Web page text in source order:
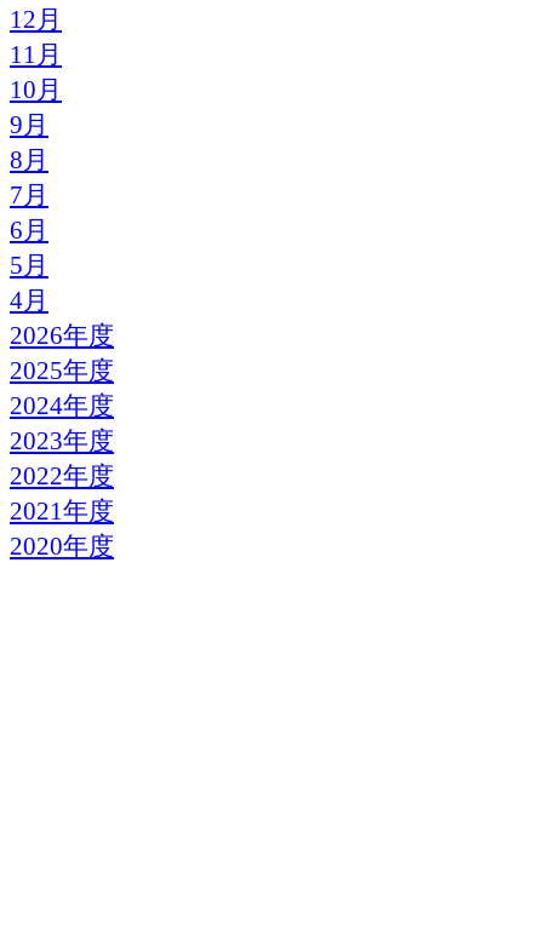
12月
11月
10月
9月
8月
7月
6月
5月
4月
2026年度
2025年度
2024年度
2023年度
2022年度
2021年度
2020年度